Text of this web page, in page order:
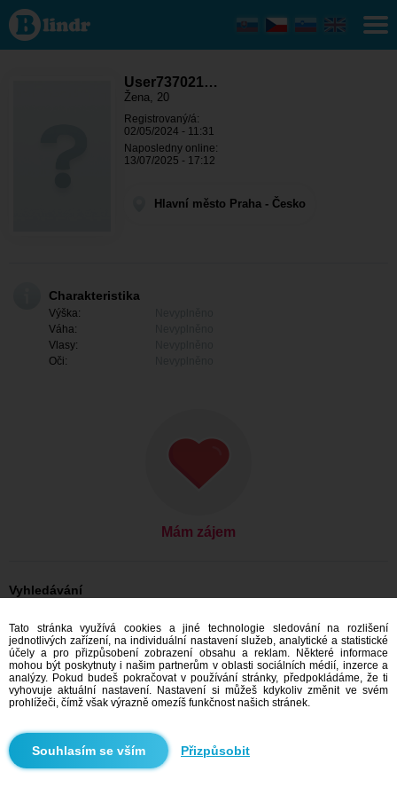
User737021919
- Ona hledá
někoho Hlavní
město Praha -
User737021…
Žena, 20
Registrovaný/á:
02/05/2024 - 11:31
Naposledny online:
13/07/2025 - 17:12
Hlavní město Praha - Česko
Charakteristika
Výška:
Váha:
Vlasy:
Oči:
Mám zájem
Vyhledávání
Ona hledá jeho: Ženy, 20
Ona hledá jeho: Ženy, 20 - Česko
Ona hledá jeho: Ženy, 20 - Hlavní město Praha
Ona hledá jeho: Ženy, 20 - Praha
Seznamka Česko
Seznamka Hlavní město Praha
Seznamka Praha
Doporučujeme
Tato stránka využívá cookies a jiné technologie sledování na rozlišení
jednotlivých zařízení, na individuální nastavení služeb, analytické a statistické
účely a pro přizpůsobení zobrazení obsahu a reklam. Některé informace
mohou být poskytnuty i našim partnerům v oblasti sociálních médií, inzerce a
analýzy. Pokud budeš pokračovat v používání stránky, předpokládáme, že ti
vyhovuje aktuální nastavení. Nastavení si můžeš kdykoliv změnit ve svém
prohlížeči, čímž však výrazně omezíš funkčnost našich stránek.
Přizpůsobit